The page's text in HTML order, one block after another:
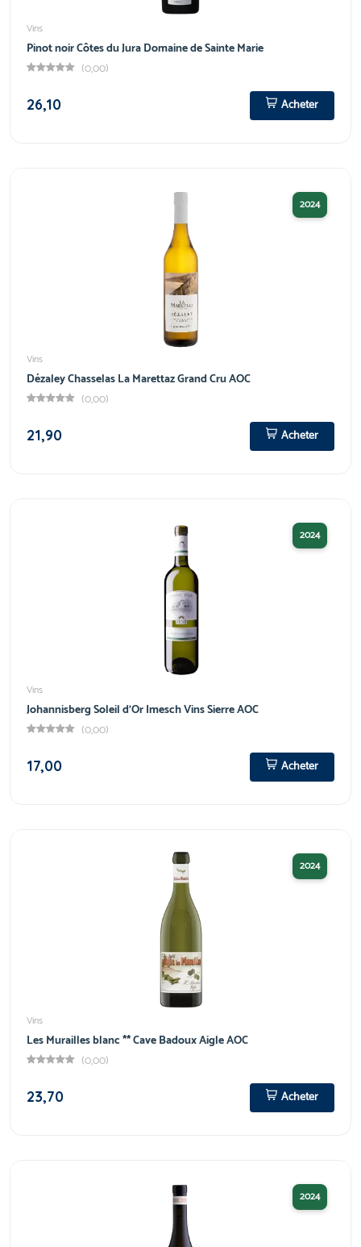
Vins
Pinot noir Côtes du Jura Domaine de Sainte Marie
(0,00)
26,10
Acheter
2024
Vins
Dézaley Chasselas La Marettaz Grand Cru AOC
(0,00)
21,90
Acheter
2024
Vins
Johannisberg Soleil d'Or Imesch Vins Sierre AOC
(0,00)
17,00
Acheter
2024
Vins
Les Murailles blanc ** Cave Badoux Aigle AOC
(0,00)
23,70
Acheter
2024